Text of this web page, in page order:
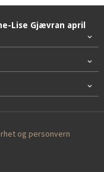
Lise Gjævran april
og personvern